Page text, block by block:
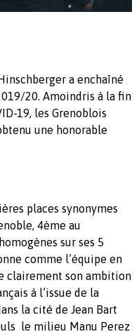
a enchaîné
20. Amoindris à la fin
19, les Grenoblois
une honorable
places synonymes
4ème au
sur ses 5
comme l’équipe en
clairement son ambition
à l’issue de la
la cité de Jean Bart
le milieu Manu Perez